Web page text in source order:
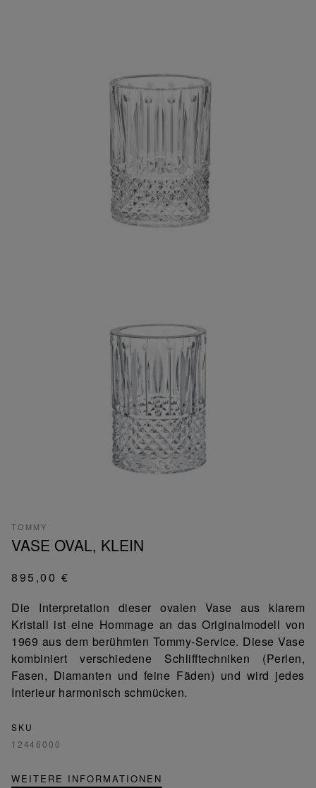
TOMMY
VASE OVAL, KLEIN
895,00 €
Die Interpretation dieser ovalen Vase aus klarem
Kristall ist eine Hommage an das Originalmodell von
1969 aus dem berühmten Tommy-Service. Diese Vase
kombiniert verschiedene Schlifftechniken (Perlen,
Fasen, Diamanten und feine Fäden) und wird jedes
Interieur harmonisch schmücken.
SKU
12446000
WEITERE INFORMATIONEN